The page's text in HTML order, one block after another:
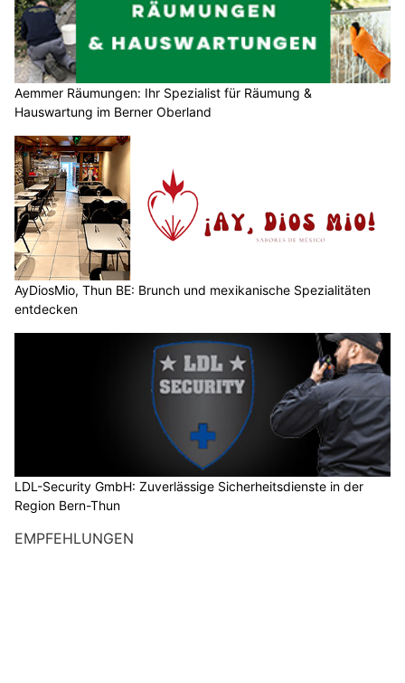
Aemmer Räumungen: Ihr Spezialist für Räumung &
Hauswartung im Berner Oberland
AyDiosMio, Thun BE: Brunch und mexikanische Spezialitäten
entdecken
LDL-Security GmbH: Zuverlässige Sicherheitsdienste in der
Region Bern-Thun
EMPFEHLUNGEN